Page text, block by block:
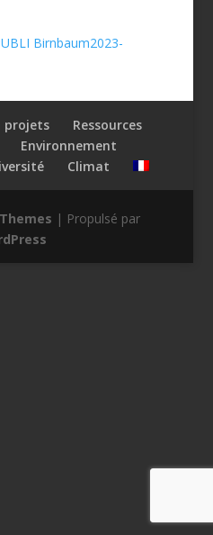
Birnbaum2023-
projets
Ressources
Environnement
Climat
| Propulsé par